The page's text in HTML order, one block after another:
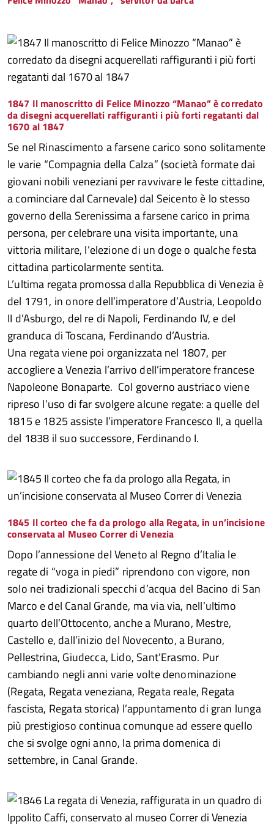
1847 Il manoscritto di Felice Minozzo “Manao” è corredato
da disegni acquerellati raffiguranti i più forti regatanti dal
1670 al 1847
Se nel Rinascimento a farsene carico sono solitamente
le varie “Compagnia della Calza” (società formate dai
giovani nobili veneziani per ravvivare le feste cittadine,
a cominciare dal Carnevale) dal Seicento è lo stesso
governo della Serenissima a farsene carico in prima
persona, per celebrare una visita importante, una
vittoria militare, l’elezione di un doge o qualche festa
cittadina particolarmente sentita.
L’ultima regata promossa dalla Repubblica di Venezia è
del 1791, in onore dell’imperatore d’Austria, Leopoldo
II d’Asburgo, del re di Napoli, Ferdinando IV, e del
granduca di Toscana, Ferdinando d’Austria.
Una regata viene poi organizzata nel 1807, per
accogliere a Venezia l’arrivo dell’imperatore francese
Napoleone Bonaparte. Col governo austriaco viene
ripreso l’uso di far svolgere alcune regate: a quelle del
1815 e 1825 assiste l’imperatore Francesco II, a quella
del 1838 il suo successore, Ferdinando I.
1845 Il corteo che fa da prologo alla Regata, in un’incisione
conservata al Museo Correr di Venezia
Dopo l’annessione del Veneto al Regno d’Italia le
regate di “voga in piedi” riprendono con vigore, non
solo nei tradizionali specchi d’acqua del Bacino di San
Marco e del Canal Grande, ma via via, nell’ultimo
quarto dell’Ottocento, anche a Murano, Mestre,
Castello e, dall’inizio del Novecento, a Burano,
Pellestrina, Giudecca, Lido, Sant’Erasmo. Pur
cambiando negli anni varie volte denominazione
(Regata, Regata veneziana, Regata reale, Regata
fascista, Regata storica) l’appuntamento di gran lunga
più prestigioso continua comunque ad essere quello
che si svolge ogni anno, la prima domenica di
settembre, in Canal Grande.